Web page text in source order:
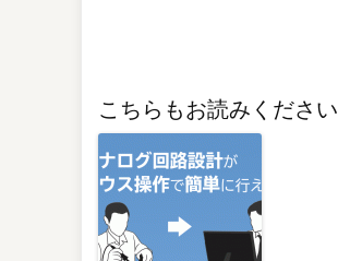
こちらもお読みください